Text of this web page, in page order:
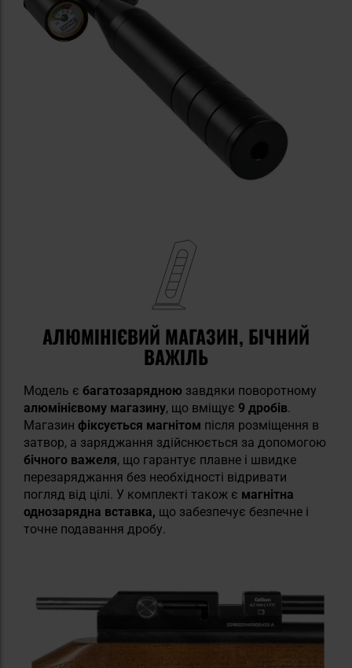
АЛЮМІНІЄВИЙ МАГАЗИН, БІЧНИЙ
ВАЖІЛЬ
Модель є багатозарядною завдяки поворотному
алюмінієвому магазину, що вміщує 9 дробів.
Магазин фіксується магнітом після розміщення в
затвор, а заряджання здійснюється за допомогою
бічного важеля, що гарантує плавне і швидке
перезаряджання без необхідності відривати
погляд від цілі. У комплекті також є магнітна
однозарядна вставка, що забезпечує безпечне і
точне подавання дробу.